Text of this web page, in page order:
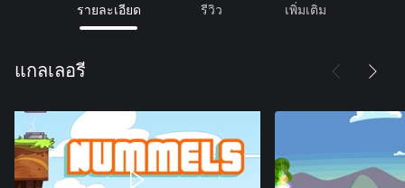
รายละเอียด รีวิว เพิ่มเติม
แกลเลอรี